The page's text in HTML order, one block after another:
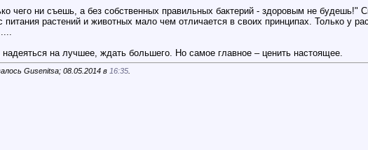
чего ни съешь, а без собственных правильных бактерий - здоровым не будешь!"
растений и животных мало чем отличается в своих принципах. Только у
на лучшее, ждать большего. Но самое главное – ценить настоящее.
Gusenitsa; 08.05.2014 в 16:35